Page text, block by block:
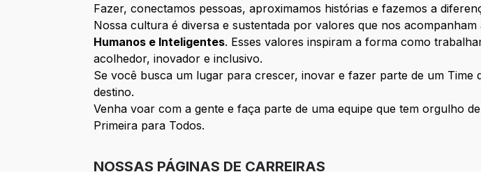
Fazer, conectamos pessoas, aproximamos histórias e fazemos a
Nossa cultura é diversa e sustentada por valores que nos
Humanos e Inteligentes. Esses valores inspiram a forma como
acolhedor, inovador e inclusivo.
Se você busca um lugar para crescer, inovar e fazer parte de um Time
destino.
Venha voar com a gente e faça parte de uma equipe que tem orgulho
Primeira para Todos.
NOSSAS PÁGINAS DE CARREIRAS